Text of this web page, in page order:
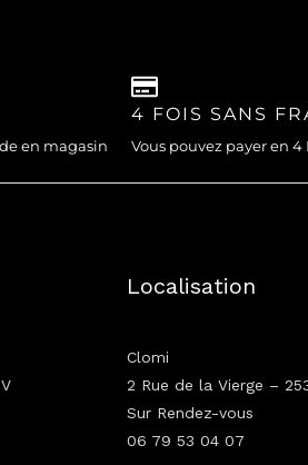
en magasin
4 FOIS SANS
Vous pouvez payer en 4
Localisation
Clomi
2 Rue de la Vierge –
Sur Rendez-vous
06 79 53 04 07